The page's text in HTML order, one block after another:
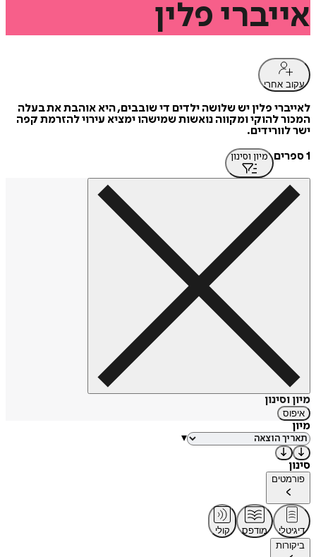
אייברי פלין
עקוב אחרי
לאייברי פלין יש שלושה ילדים די שובבים, היא אוהבת את בעלה
המכור להוקי ומקווה נואשות שמישהו ימציא עירוי להזרמת קפה
ישר לוורידים.
1 ספרים
מיון וסינון
מיון וסינון
איפוס
מיון
▾
סינון
פורמטים
דיגיטלי מודפס
קולי
ביקורות